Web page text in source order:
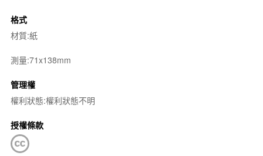
格式
材質:紙
測量:71x138mm
管理權
權利狀態:權利狀態不明
授權條款